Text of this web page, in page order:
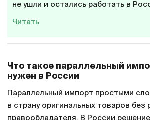
не ушли и остались работать в
Читать
Что такое параллельный
нужен в России
Параллельный импорт простыми
в страну оригинальных товаров без
правообладателя. В России